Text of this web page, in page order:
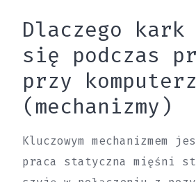
Dlaczego kark
się podczas
przy
(mechanizmy)
Kluczowym mechanizmem
praca statyczna mięśni